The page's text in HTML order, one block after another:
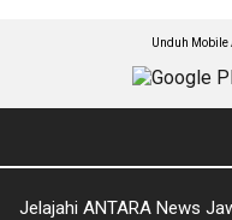
Unduh Mobile
Jelajahi ANTARA News